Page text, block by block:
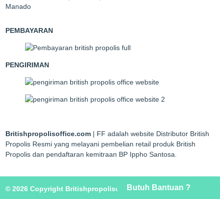
Manado
PEMBAYARAN
PENGIRIMAN
Britishpropolisoffice.com | FF adalah website Distributor British
Propolis Resmi yang melayani pembelian retail produk British
Propolis dan pendaftaran kemitraan BP Ippho Santosa.
© 2026 Copyright Britishpropolisoffice.comButuh Bantuan ?